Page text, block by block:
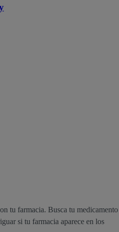
tu farmacia. Busca tu medicamento
si tu farmacia aparece en los